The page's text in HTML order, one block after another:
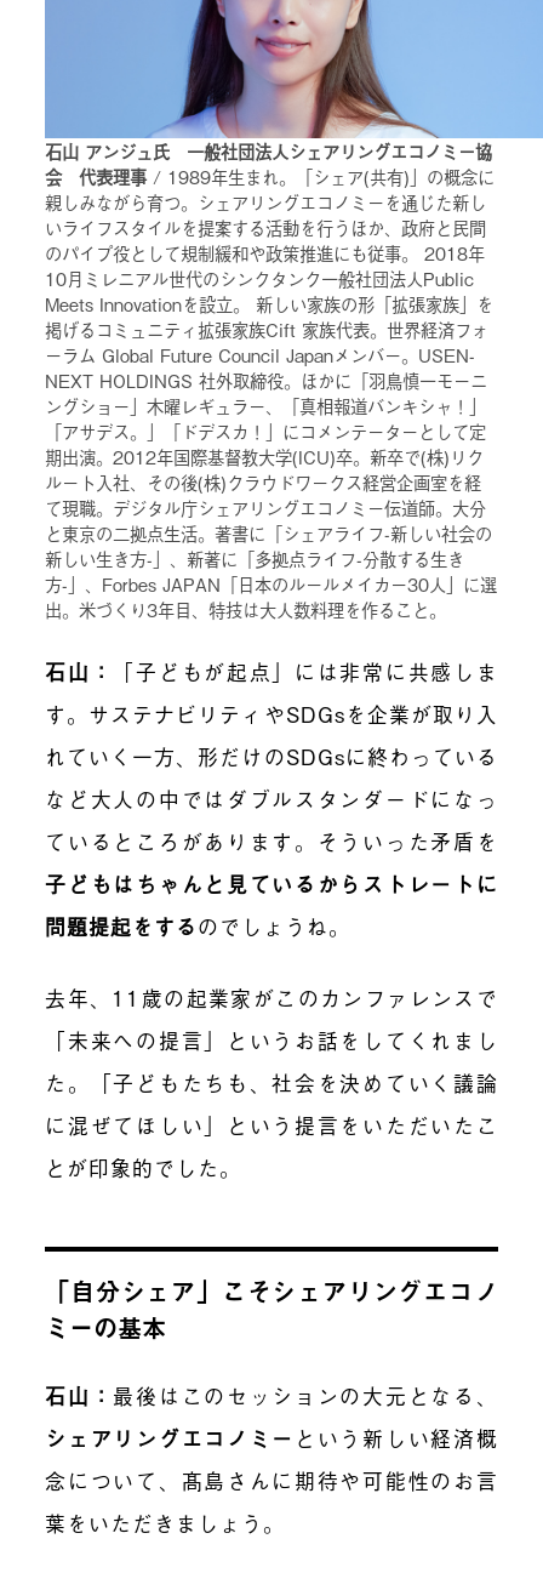
石山 アンジュ氏 一般社団法人シェアリングエコノミー協
会 代表理事/ 1989年生まれ。「シェア(共有)」の概念に
親しみながら育つ。シェアリングエコノミーを通じた新し
いライフスタイルを提案する活動を行うほか、政府と民間
のパイプ役として規制緩和や政策推進にも従事。 2018年
10月ミレニアル世代のシンクタンク一般社団法人Public
Meets Innovationを設立。 新しい家族の形「拡張家族」を
掲げるコミュニティ拡張家族Cift 家族代表。世界経済フォ
ーラム Global Future Council Japanメンバー。USEN-
NEXT HOLDINGS 社外取締役。ほかに「羽鳥慎一モーニ
ングショー」木曜レギュラー、「真相報道バンキシャ！」
「アサデス。」「ドデスカ！」にコメンテーターとして定
期出演。2012年国際基督教大学(ICU)卒。新卒で(株)リク
ルート入社、その後(株)クラウドワークス経営企画室を経
て現職。デジタル庁シェアリングエコノミー伝道師。大分
と東京の二拠点生活。著書に「シェアライフ-新しい社会の
新しい生き方-」、新著に「多拠点ライフ-分散する生き
方-」、Forbes JAPAN「日本のルールメイカー30人」に選
出。米づくり3年目、特技は大人数料理を作ること。
石山：
「子どもが起点」には非常に共感しま
す。サステナビリティやSDGsを企業が取り入
れていく一方、形だけのSDGsに終わっている
など大人の中ではダブルスタンダードになっ
ているところがあります。そういった矛盾を
子どもはちゃんと見ているからストレートに
問題提起をするのでしょうね。
去年、11歳の起業家がこのカンファレンスで
「未来への提言」というお話をしてくれまし
た。「子どもたちも、社会を決めていく議論
に混ぜてほしい」という提言をいただいたこ
とが印象的でした。
「自分シェア」こそシェアリングエコノ
ミーの基本
石山： 最後はこのセッションの大元となる、
シェアリングエコノミー という新しい経済概
念について、髙島さんに期待や可能性のお言
葉をいただきましょう。